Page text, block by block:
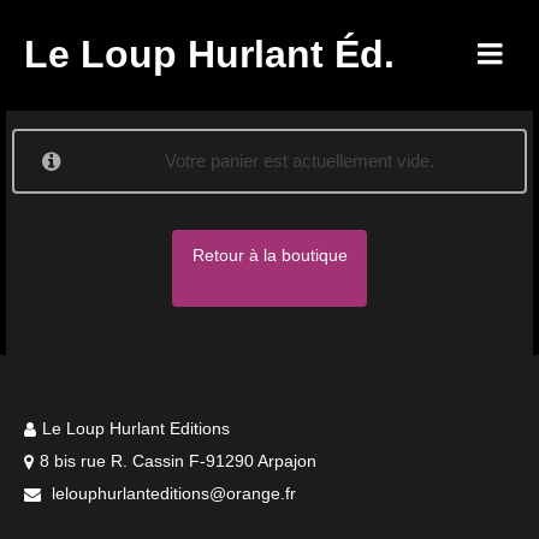
Le Loup Hurlant Éd.
Votre panier est actuellement vide.
Retour à la boutique
Le Loup Hurlant Editions
8 bis rue R. Cassin F-91290 Arpajon
lelouphurlanteditions@orange.fr